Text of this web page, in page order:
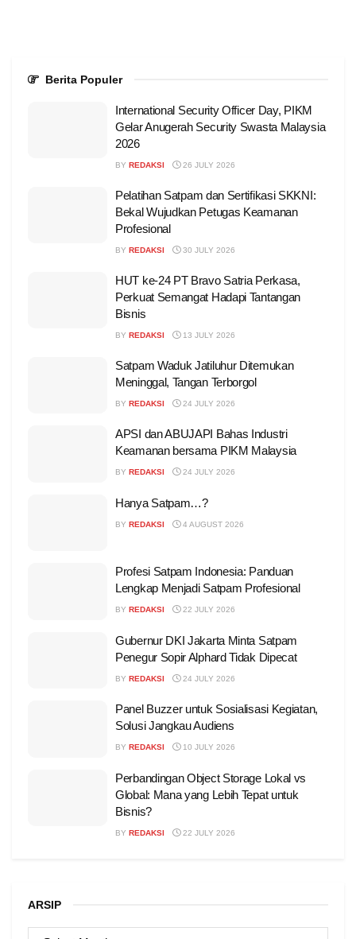
Berita Populer
International Security Officer Day, PIKM
Gelar Anugerah Security Swasta Malaysia
2026
BY REDAKSI 26 JULY 2026
Pelatihan Satpam dan Sertifikasi SKKNI:
Bekal Wujudkan Petugas Keamanan
Profesional
BY REDAKSI 30 JULY 2026
HUT ke-24 PT Bravo Satria Perkasa,
Perkuat Semangat Hadapi Tantangan
Bisnis
BY REDAKSI 13 JULY 2026
Satpam Waduk Jatiluhur Ditemukan
Meninggal, Tangan Terborgol
BY REDAKSI 24 JULY 2026
APSI dan ABUJAPI Bahas Industri
Keamanan bersama PIKM Malaysia
BY REDAKSI 24 JULY 2026
Hanya Satpam…?
BY REDAKSI 4 AUGUST 2026
Profesi Satpam Indonesia: Panduan
Lengkap Menjadi Satpam Profesional
BY REDAKSI 22 JULY 2026
Gubernur DKI Jakarta Minta Satpam
Penegur Sopir Alphard Tidak Dipecat
BY REDAKSI 24 JULY 2026
Panel Buzzer untuk Sosialisasi Kegiatan,
Solusi Jangkau Audiens
BY REDAKSI 10 JULY 2026
Perbandingan Object Storage Lokal vs
Global: Mana yang Lebih Tepat untuk
Bisnis?
BY REDAKSI 22 JULY 2026
ARSIP
ARSIP